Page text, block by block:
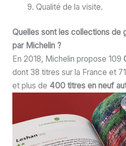
Qualité de la visite.
Quelles sont les collections de
par Michelin ?
En 2018, Michelin propose 109
dont 38 titres sur la France et
et plus de 400 titres en neuf